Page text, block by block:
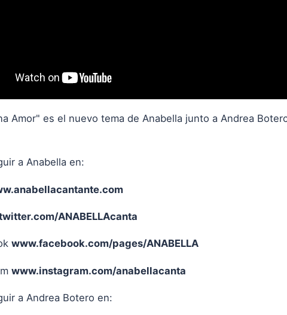
Amor" es el nuevo tema de Anabella junto a Andrea
a Anabella en:
ANABELLAcanta
www.facebook.com/pages/ANABELLA
www.instagram.com/anabellacanta
a Andrea Botero en: